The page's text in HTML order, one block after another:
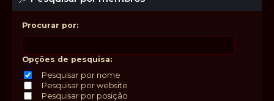
Procurar por:
Opções de pesquisa:
Pesquisar por nome
Pesquisar por website
Pesquisar por posição